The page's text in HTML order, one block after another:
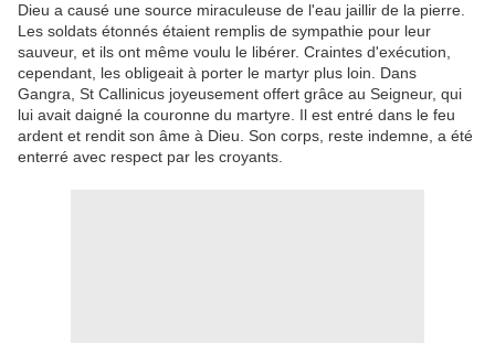
Dieu a causé une source miraculeuse de l'eau jaillir de la pierre.
Les soldats étonnés étaient remplis de sympathie pour leur
sauveur, et ils ont même voulu le libérer. Craintes d'exécution,
cependant, les obligeait à porter le martyr plus loin. Dans
Gangra, St Callinicus joyeusement offert grâce au Seigneur, qui
lui avait daigné la couronne du martyre. Il est entré dans le feu
ardent et rendit son âme à Dieu. Son corps, reste indemne, a été
enterré avec respect par les croyants.